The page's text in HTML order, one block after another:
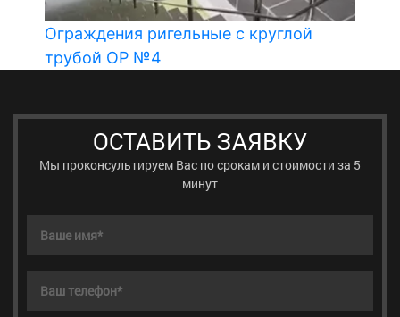
Ограждения ригельные с круглой
трубой ОР №4
ОСТАВИТЬ ЗАЯВКУ
Мы проконсультируем Вас по срокам и стоимости за 5
минут